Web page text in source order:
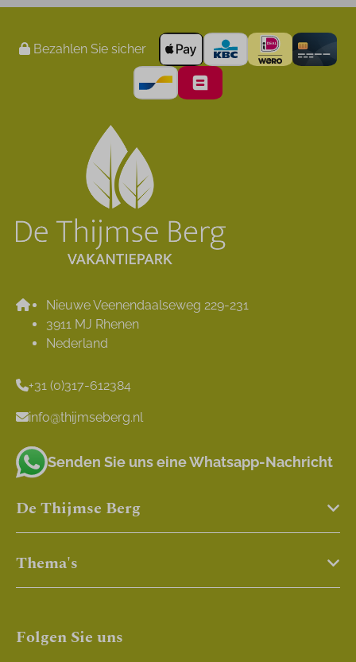
Bezahlen Sie sicher
Nieuwe Veenendaalseweg 229-231
3911 MJ Rhenen
Nederland
+31 (0)317-612384
info@thijmseberg.nl
Senden Sie uns eine Whatsapp-Nachricht
De Thijmse Berg
Thema's
Folgen Sie uns